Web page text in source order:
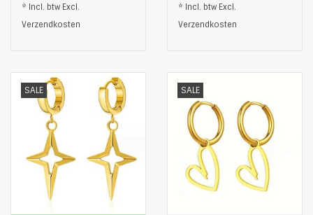
* Incl. btw Excl.
Verzendkosten
* Incl. btw Excl.
Verzendkosten
SALE SALE